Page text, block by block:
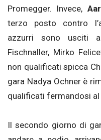
Promegger. Invece,
terzo posto contro
azzurri sono usciti
Fischnaller, Mirko
non qualificati spicca
gara Nadya Ochner è
qualificati fermandosi
Il secondo giorno di